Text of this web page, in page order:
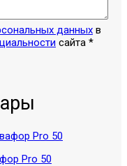
данных в
сайта *
Pro 50